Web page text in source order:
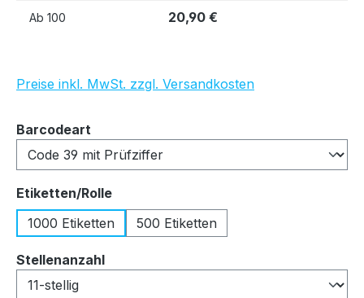
Ab 100 20,90 €
Preise inkl. MwSt. zzgl. Versandkosten
Barcodeart
Etiketten/Rolleauswählen
1000 Etiketten
500 Etiketten
Stellenanzahlauswählen